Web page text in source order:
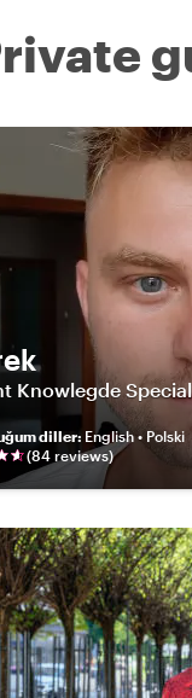
Knowlegde
diller: English • Polski
(84 reviews)